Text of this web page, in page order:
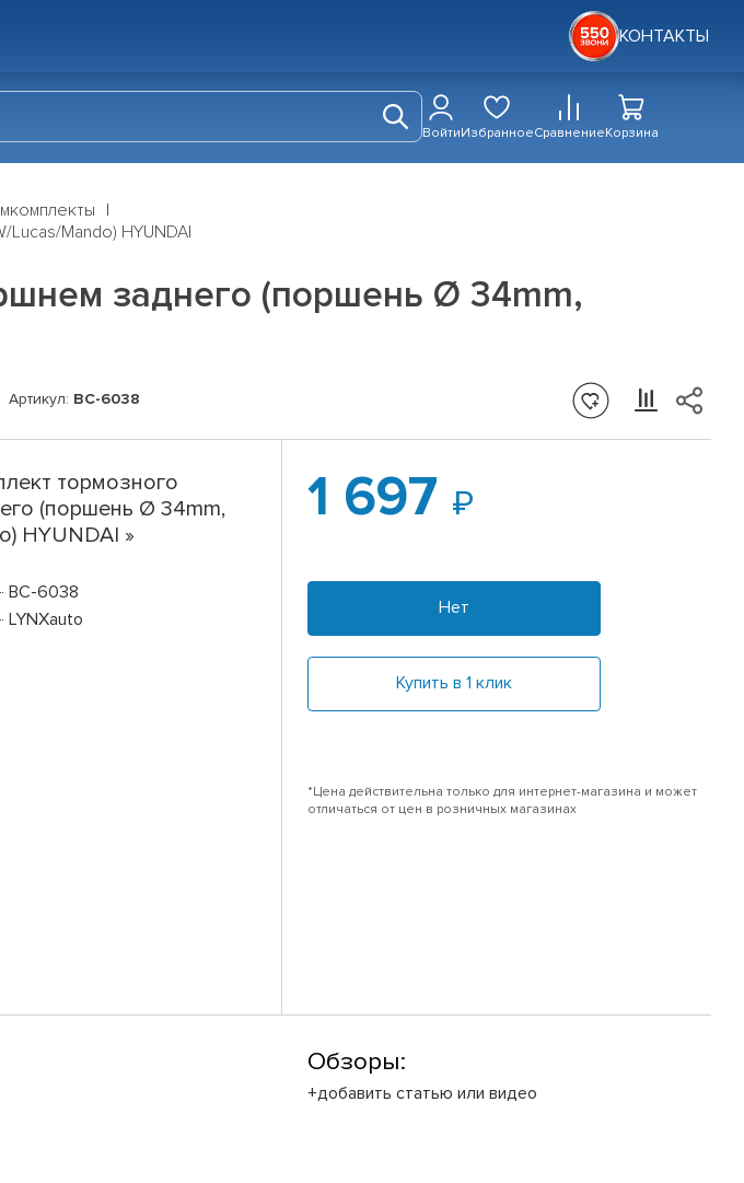
КОНТАКТЫ
ВойтиИзбранноеСравнениеКорзина
Mando) HYUNDAI
заднего (поршень Ø 34mm,
Артикул: BC-6038
тормозного
(поршень Ø 34mm,
HYUNDAI »
BC-6038
LYNXauto
1 697
Нет
Купить в 1 клик
*Цена действительна только для интернет-магазина и может
отличаться от цен в розничных магазинах
Обзоры:
+добавить статью или видео